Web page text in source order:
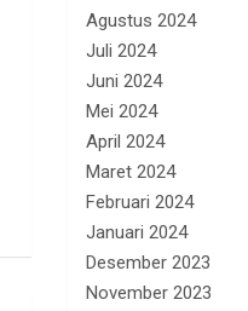
Agustus 2024
Juli 2024
Juni 2024
Mei 2024
April 2024
Maret 2024
Februari 2024
Januari 2024
Desember 2023
November 2023